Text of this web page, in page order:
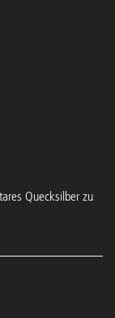
Quecksilber zu